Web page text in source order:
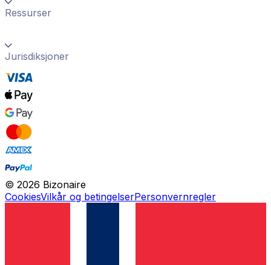
Ressurser
Jurisdiksjoner
© 2026 Bizonaire
CookiesVilkår og betingelserPersonvernregler